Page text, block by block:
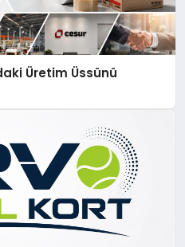
Üretim Üssünü